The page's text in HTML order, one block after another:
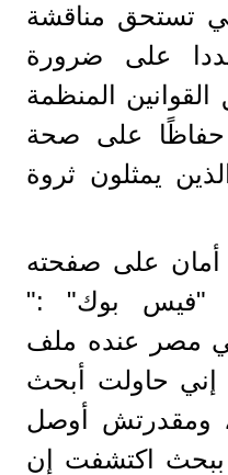
تستحق مناقشة
على ضرورة
القوانين المنظمة
حفاظًا على صحة
يمثلون ثروة
أمان على صفحته
"فيس بوك" :"
مصر عنده ملف
إني حاولت أبحث
ومقدرتش أوصل
ببحث اكتشفت إن